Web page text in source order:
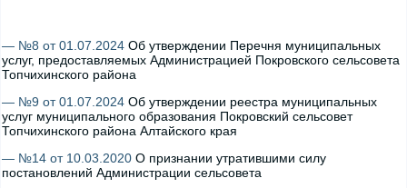
— №8 от 01.07.2024 Об утверждении Перечня муниципальных
услуг, предоставляемых Администрацией Покровского сельсовета
Топчихинского района
— №9 от 01.07.2024 Об утверждении реестра муниципальных
услуг муниципального образования Покровский сельсовет
Топчихинского района Алтайского края
— №14 от 10.03.2020 О признании утратившими силу
постановлений Администрации сельсовета